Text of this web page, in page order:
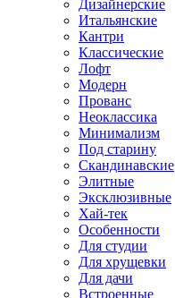
Дизайнерские
Итальянские
Кантри
Классические
Лофт
Модерн
Прованс
Неоклассика
Минимализм
Под старину
Скандинавские
Элитные
Эксклюзивные
Хай-тек
Особенности
Для студии
Для хрущевки
Для дачи
Встроенные